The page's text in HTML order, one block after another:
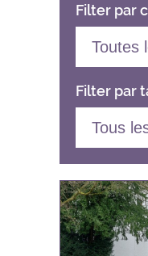
Filter par
Toutes les
Andenne
Anhée
Assesse
Beauraing
Filter par
Tous les
Agenda
Appels à